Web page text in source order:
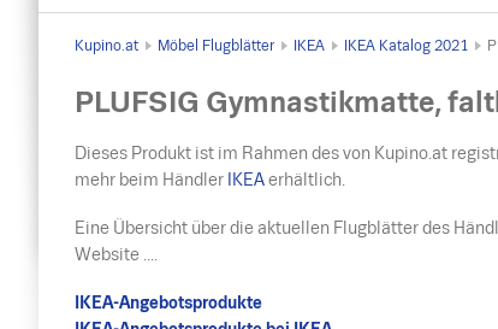
Kupino.at Möbel Flugblätter IKEA IKEA Katalog 2021
PLUFSIG Gymnastikmatte,
Dieses Produkt ist im Rahmen des von Kupino.at
mehr beim Händler IKEAerhältlich.
Eine Übersicht über die aktuellen Flugblätter des
Website ....
IKEA-Angebotsprodukte